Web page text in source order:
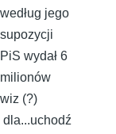
według jego
supozycji
PiS wydał 6
milionów
wiz (?)
dla...uchodź